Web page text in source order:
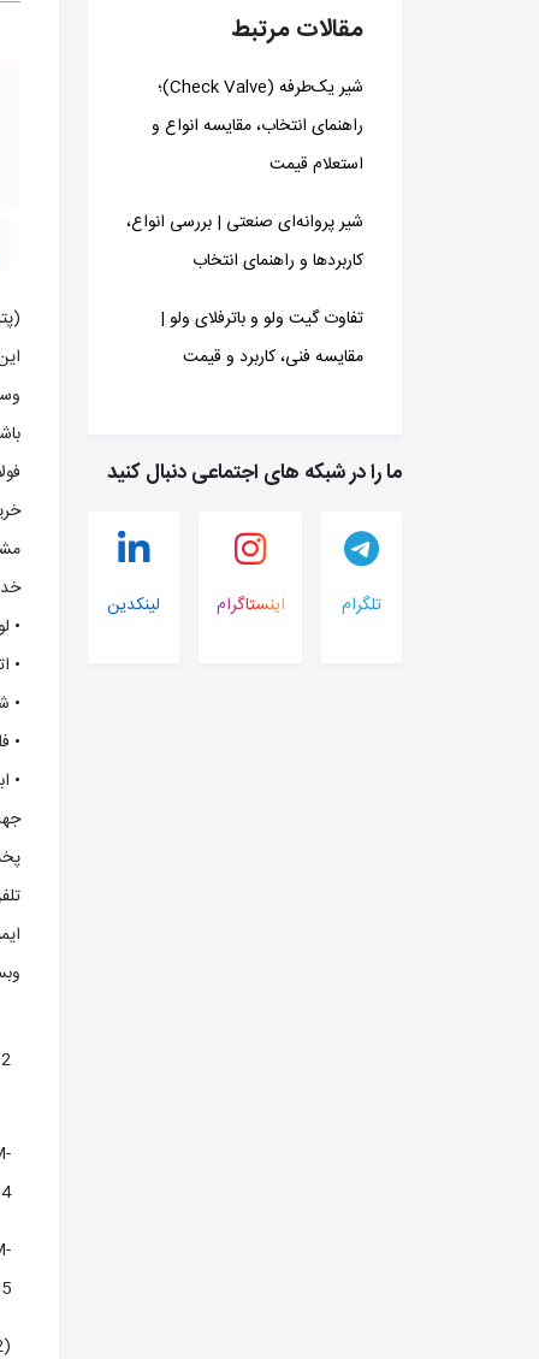
مقالات مرتبط
شیر یک‌طرفه (Check Valve)؛
راهنمای انتخاب، مقایسه انواع و
استعلام قیمت
شیر پروانه‌ای صنعتی | بررسی انواع،
کاربردها و راهنمای انتخاب
تفاوت گیت ولو و باترفلای ولو |
مقایسه فنی، کاربرد و قیمت
ما را در شبکه های اجتماعی دنبال کنید
تلگرام اینستاگرام لینکدین
•
•
•
•
•
جهت